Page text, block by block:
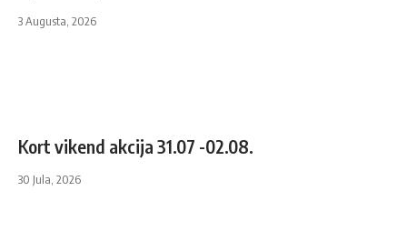
3 Augusta, 2026
Kort vikend akcija 31.07 -02.08.
30 Jula, 2026